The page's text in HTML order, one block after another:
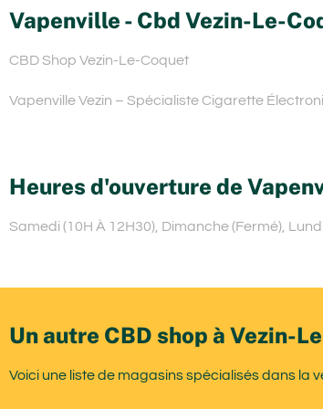
Vapenville - Cbd Vezin-Le-
CBD Shop Vezin-Le-Coquet
Vapenville Vezin – Spécialiste Cigarette
Heures d'ouverture de
Samedi (10H À 12H30), Dimanche (Fermé),
Un autre CBD shop à Vezin-
Voici une liste de magasins spécialisés dans la